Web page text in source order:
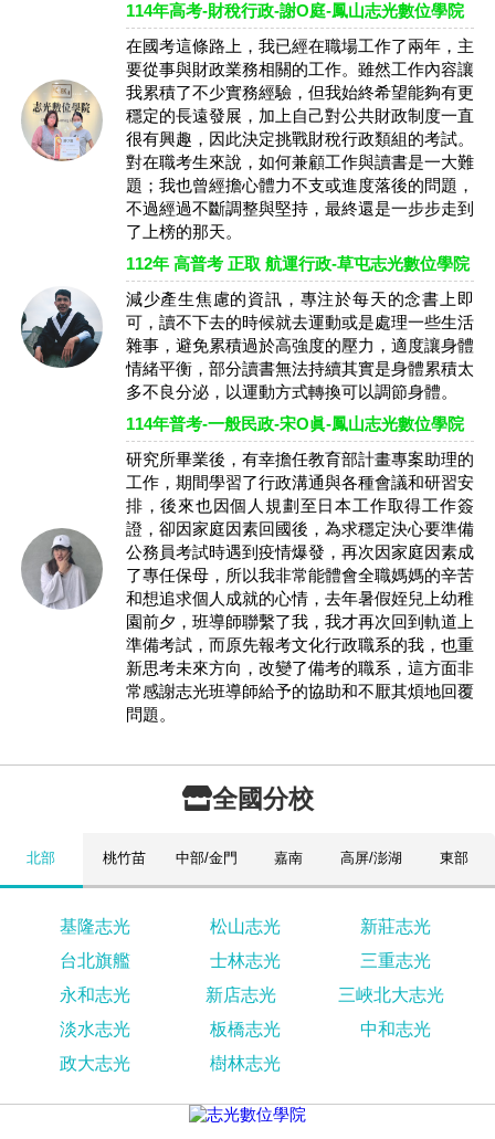
114年高考-財稅行政-謝O庭-鳳山志光數位學院
在國考這條路上，我已經在職場工作了兩年，主
要從事與財政業務相關的工作。雖然工作內容讓
我累積了不少實務經驗，但我始終希望能夠有更
穩定的長遠發展，加上自己對公共財政制度一直
很有興趣，因此決定挑戰財稅行政類組的考試。
對在職考生來說，如何兼顧工作與讀書是一大難
題；我也曾經擔心體力不支或進度落後的問題，
不過經過不斷調整與堅持，最終還是一步步走到
了上榜的那天。
112年 高普考 正取 航運行政-草屯志光數位學院
減少產生焦慮的資訊，專注於每天的念書上即
可，讀不下去的時候就去運動或是處理一些生活
雜事，避免累積過於高強度的壓力，適度讓身體
情緒平衡，部分讀書無法持續其實是身體累積太
多不良分泌，以運動方式轉換可以調節身體。
114年普考-一般民政-宋O眞-鳳山志光數位學院
研究所畢業後，有幸擔任教育部計畫專案助理的
工作，期間學習了行政溝通與各種會議和研習安
排，後來也因個人規劃至日本工作取得工作簽
證，卻因家庭因素回國後，為求穩定決心要準備
公務員考試時遇到疫情爆發，再次因家庭因素成
了專任保母，所以我非常能體會全職媽媽的辛苦
和想追求個人成就的心情，去年暑假姪兒上幼稚
園前夕，班導師聯繫了我，我才再次回到軌道上
準備考試，而原先報考文化行政職系的我，也重
新思考未來方向，改變了備考的職系，這方面非
常感謝志光班導師給予的協助和不厭其煩地回覆
問題。
全國分校
北部 桃竹苗 中部/金門 嘉南 高屏/澎湖 東部
基隆志光 松山志光
新莊志光
台北旗艦
士林志光
三重志光
永和志光
新店志光
三峽北大志光
淡水志光
板橋志光
中和志光
政大志光
樹林志光